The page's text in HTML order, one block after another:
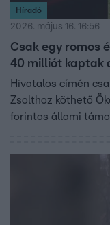
Híradó
2026. május 16. 16:56
Csak egy romos
40 milliót kaptak
Hivatalos címén
Zsolthoz köthető
forintos állami